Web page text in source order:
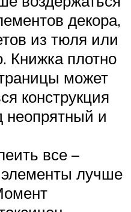
декора,
из тюля или
Книжка плотно
может
конструкция
неопрятный и
все –
лучше